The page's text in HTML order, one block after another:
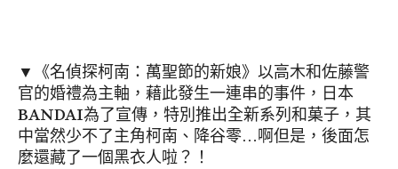
▼《名偵探柯南：萬聖節的新娘》以高木和佐藤警
官的婚禮為主軸，藉此發生一連串的事件，日本
BANDAI為了宣傳，特別推出全新系列和菓子，其
中當然少不了主角柯南、降谷零…啊但是，後面怎
麼還藏了一個黑衣人啦？！